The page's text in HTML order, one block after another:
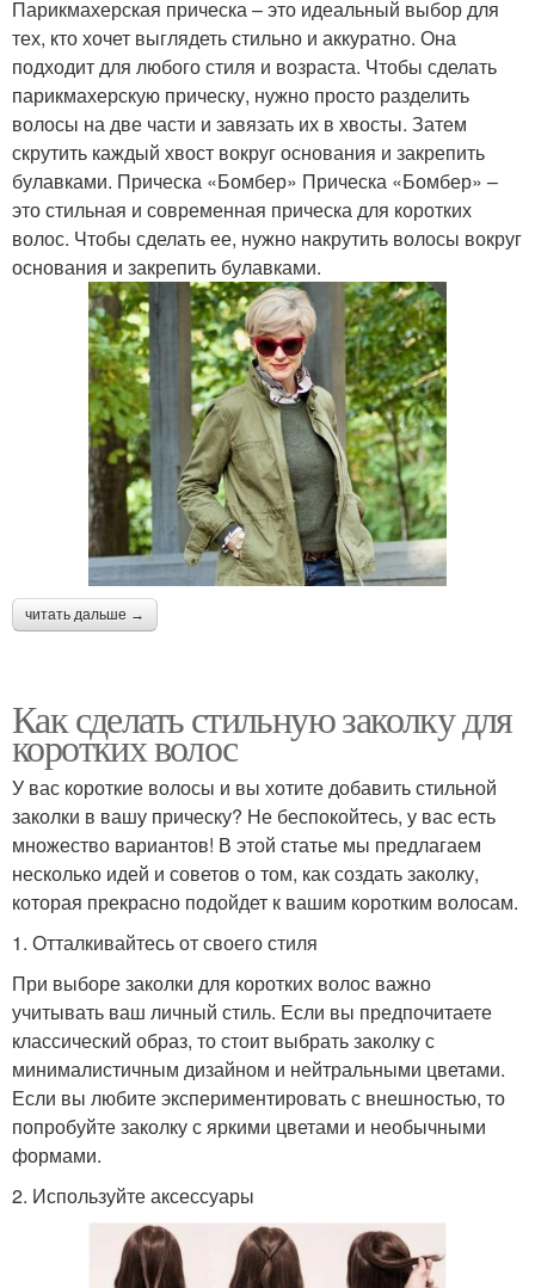
Парикмахерская прическа – это идеальный выбор для
тех, кто хочет выглядеть стильно и аккуратно. Она
подходит для любого стиля и возраста. Чтобы сделать
парикмахерскую прическу, нужно просто разделить
волосы на две части и завязать их в хвосты. Затем
скрутить каждый хвост вокруг основания и закрепить
булавками. Прическа «Бомбер» Прическа «Бомбер» –
это стильная и современная прическа для коротких
волос. Чтобы сделать ее, нужно накрутить волосы вокруг
основания и закрепить булавками.
читать дальше →
Как сделать стильную заколку для
коротких волос
У вас короткие волосы и вы хотите добавить стильной
заколки в вашу прическу? Не беспокойтесь, у вас есть
множество вариантов! В этой статье мы предлагаем
несколько идей и советов о том, как создать заколку,
которая прекрасно подойдет к вашим коротким волосам.
1. Отталкивайтесь от своего стиля
При выборе заколки для коротких волос важно
учитывать ваш личный стиль. Если вы предпочитаете
классический образ, то стоит выбрать заколку с
минималистичным дизайном и нейтральными цветами.
Если вы любите экспериментировать с внешностью, то
попробуйте заколку с яркими цветами и необычными
формами.
2. Используйте аксессуары